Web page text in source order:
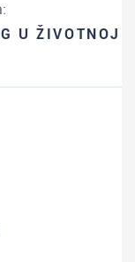
U ŽIVOTNOJ